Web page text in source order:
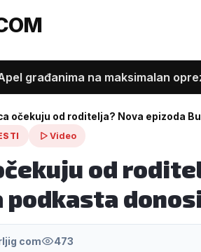
na maksimalan oprez
očekuju od roditelja? Nova epizoda
Video
od
podkasta
com 473